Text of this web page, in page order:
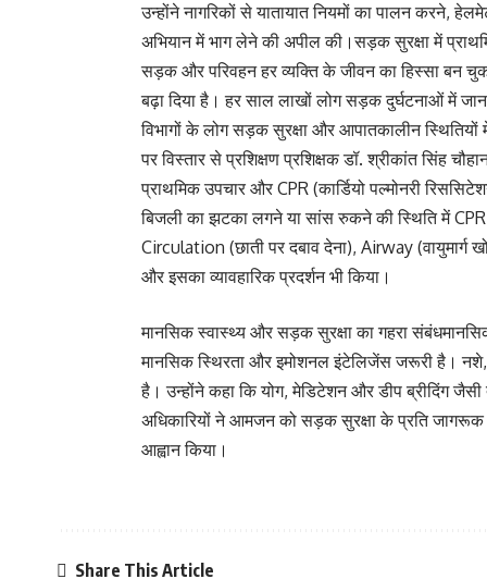
उन्होंने नागरिकों से यातायात नियमों का पालन करने,
अभियान में भाग लेने की अपील की।सड़क सुरक्षा में
सड़क और परिवहन हर व्यक्ति के जीवन का हिस्सा बन
बढ़ा दिया है। हर साल लाखों लोग सड़क दुर्घटनाओं में
विभागों के लोग सड़क सुरक्षा और आपातकालीन
पर विस्तार से प्रशिक्षण प्रशिक्षक डॉ. श्रीकांत सिंह
प्राथमिक उपचार और CPR (कार्डियो पल्मोनरी
बिजली का झटका लगने या सांस रुकने की स्थिति में
Circulation (छाती पर दबाव देना), Airway (वायुमार्ग
और इसका व्यावहारिक प्रदर्शन भी किया।
मानसिक स्वास्थ्य और सड़क सुरक्षा का गहरा
मानसिक स्थिरता और इमोशनल इंटेलिजेंस जरूरी है। नशे,
है। उन्होंने कहा कि योग, मेडिटेशन और डीप ब्रीदिंग
अधिकारियों ने आमजन को सड़क सुरक्षा के प्रति जागरूक
आह्वान किया।
Share This Article